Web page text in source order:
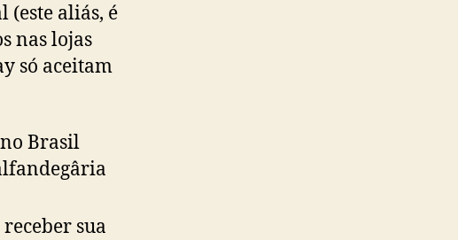
(este aliás, é
nas lojas
só aceitam
Brasil
sua